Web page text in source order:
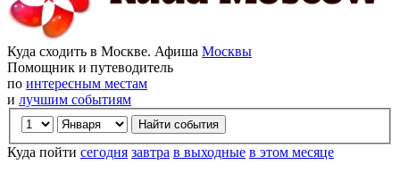
Куда сходить в Москве. Афиша Москвы
Помощник и путеводитель
по интересным местам
и лучшим событиям
Куда пойти сегодня завтра в выходные в этом месяце